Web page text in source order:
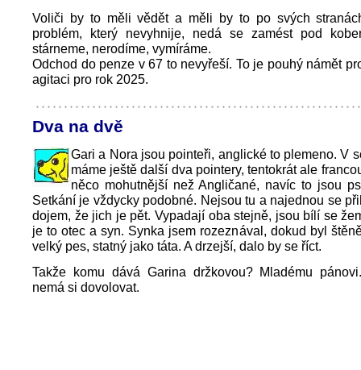
Voliči by to měli vědět a měli by to po svých
problém, který nevyhnije, nedá se zamést pod
stárneme, nerodíme, vymíráme.
Odchod do penze v 67 to nevyřeší. To je pouhý námět
agitaci pro rok 2025.
Dva na dvě
Gari a Nora jsou pointeři, anglické to plemeno. V
máme ještě další dva pointery, tentokrát ale
něco mohutnější než Angličané, navíc to jsou
Setkání je vždycky podobné. Nejsou tu a najednou se
dojem, že jich je pět. Vypadají oba stejně, jsou bílí se
je to otec a syn. Synka jsem rozeznával, dokud byl
velký pes, statný jako táta. A drzejší, dalo by se říct.
Takže komu dává Garina držkovou? Mladému
nemá si dovolovat.